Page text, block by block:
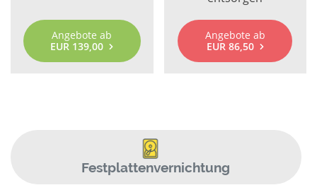
Angebote ab
EUR 139,00
Angebote ab
EUR 86,50
Festplattenvernichtung